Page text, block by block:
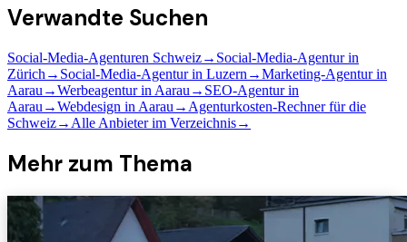
Verwandte Suchen
Social-Media-Agenturen Schweiz→ Social-Media-Agentur in
Zürich → Social-Media-Agentur in Luzern →Marketing-Agentur in
Aarau →Werbeagentur in Aarau → SEO-Agentur in
Aarau →Webdesign in Aarau → Agenturkosten-Rechner für die
Schweiz→ Alle Anbieter im Verzeichnis→
Mehr zum Thema